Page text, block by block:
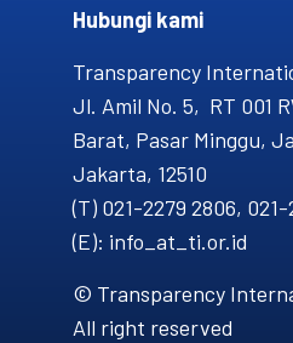
Hubungi kami​
Transparency
Jl. Amil No. 5, RT 001
Barat, Pasar Minggu,
Jakarta, 12510
(T) 021-2279 2806,
(E): info_at_ti.or.id
© Transparency
All right reserved